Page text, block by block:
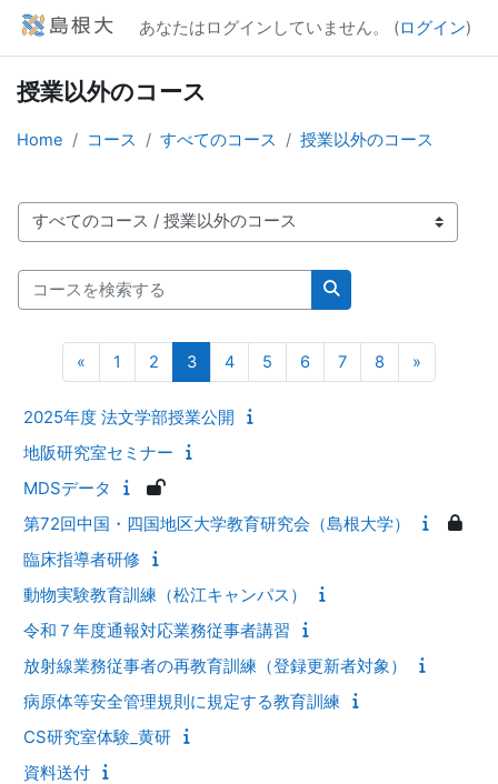
メインコンテンツへスキップする
あなたはログインしていません。 (ログイン)
授業以外のコース
Home コース すべてのコース 授業以外のコース
コースカテゴリ
コースを検索する
コースを検索する
« 前のページ
1 ページ 1
2 ページ 2
3ページ 3
4ページ 4
5 ページ 5
6ページ 6
7ページ 7
8 ページ 8
»
2025年度 法文学部授業公開
地阪研究室セミナー
MDSデータ
第72回中国・四国地区大学教育研究会（島根大学）
臨床指導者研修
動物実験教育訓練（松江キャンパス）
令和７年度通報対応業務従事者講習
放射線業務従事者の再教育訓練（登録更新者対象）
病原体等安全管理規則に規定する教育訓練
CS研究室体験_黄研
資料送付